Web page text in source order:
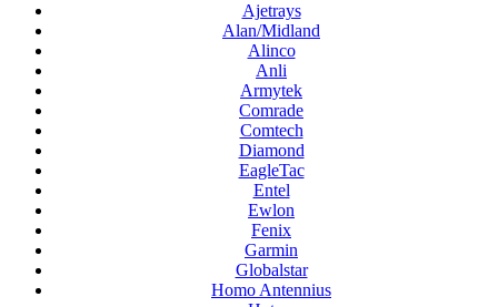
Ajetrays
Alan/Midland
Alinco
Anli
Armytek
Comrade
Comtech
Diamond
EagleTac
Entel
Ewlon
Fenix
Garmin
Globalstar
Homo Antennius